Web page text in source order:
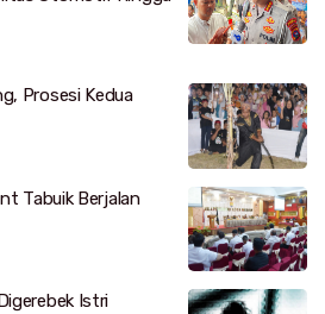
Prosesi Kedua
Tabuik Berjalan
Istri